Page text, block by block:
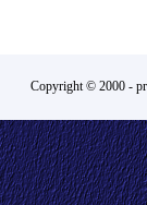
Copyright © 2000 -